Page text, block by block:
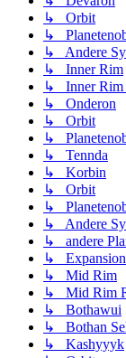
↳ Orbit
↳
↳ Andere
↳ Inner Rim
↳ Inner Rim
↳ Onderon
↳ Orbit
↳
↳ Tennda
↳ Korbin
↳ Orbit
↳
↳ Andere
↳ andere
↳
↳ Mid Rim
↳ Mid Rim
↳ Bothawui
↳ Bothan
↳ Kashyyyk